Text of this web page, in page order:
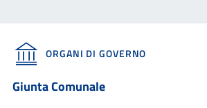
ORGANI DI GOVERNO
Giunta Comunale